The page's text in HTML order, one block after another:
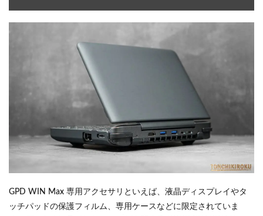
GPD WIN Max 専用アクセサリといえば、液晶ディスプレイやタ
ッチパッドの保護フィルム、専用ケースなどに限定されていま